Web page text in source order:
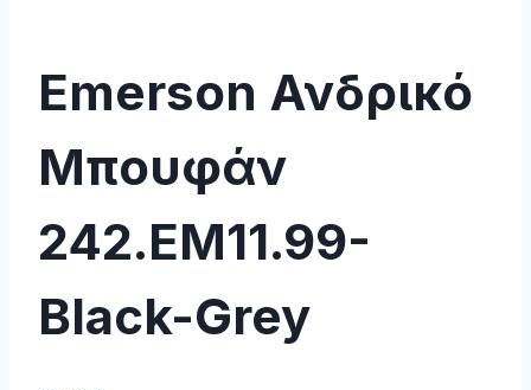
Emerson Ανδρικό
Μπουφάν
242.EM11.99-
Black-Grey